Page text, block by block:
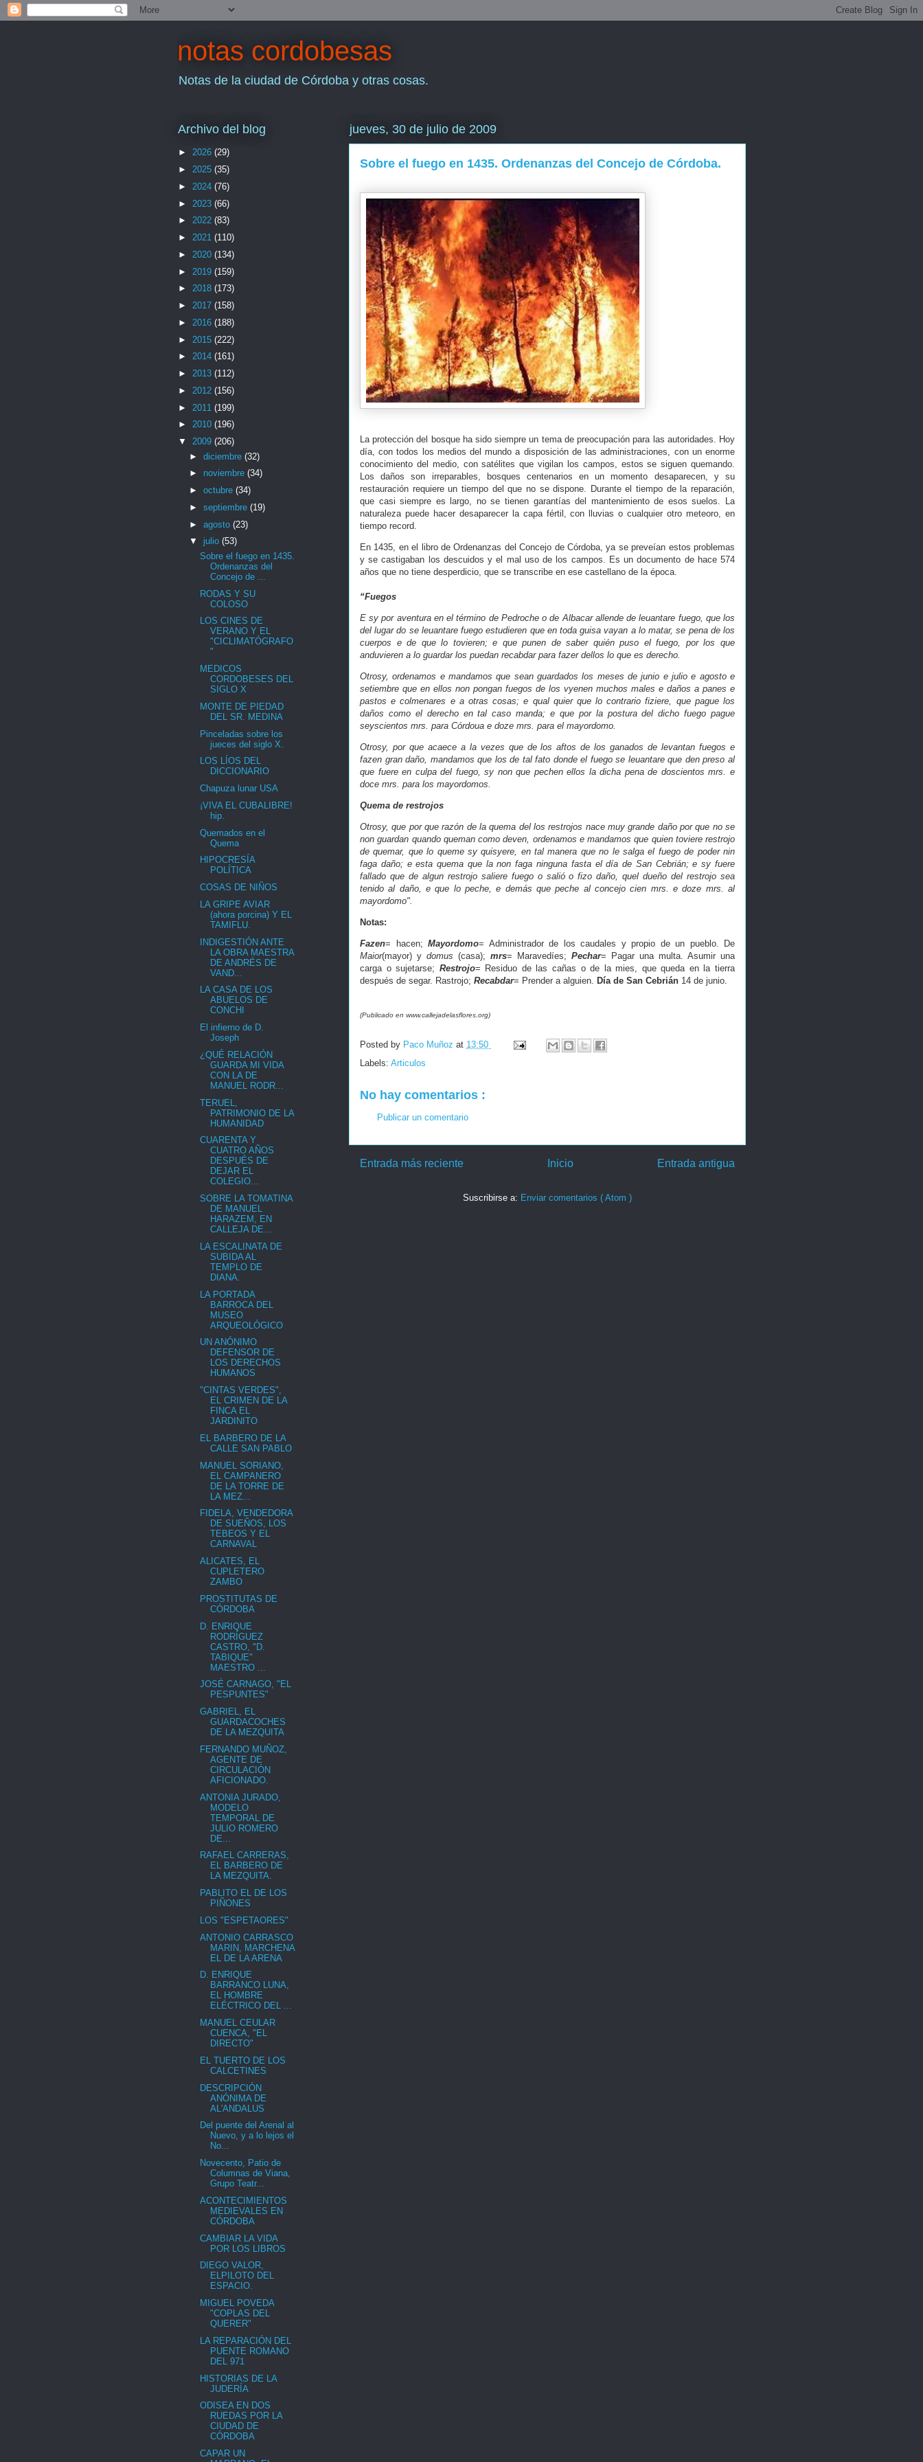
notas cordobesas
Notas de la ciudad de Córdoba y otras cosas.
jueves, 30 de julio de 2009
Sobre el fuego en 1435. Ordenanzas del Concejo de Córdoba.
La protección del bosque ha sido siempre un tema de preocupación para las autoridades. Hoy
día, con todos los medios del mundo a disposición de las administraciones, con un enorme
conocimiento del medio, con satélites que vigilan los campos, estos se siguen quemando.
Los daños son irreparables, bosques centenarios en un momento desaparecen, y su
restauración requiere un tiempo del que no se dispone. Durante el tiempo de la reparación,
que casi siempre es largo, no se tienen garantías del mantenimiento de esos suelos. La
naturaleza puede hacer desaparecer la capa fértil, con lluvias o cualquier otro meteoro, en
tiempo record.
En 1435, en el libro de Ordenanzas del Concejo de Córdoba, ya se preveían estos problemas
y se castigaban los descuidos y el mal uso de los campos. Es un documento de hace 574
años que no tiene desperdicio, que se transcribe en ese castellano de la época.
“Fuegos
E sy por aventura en el término de Pedroche o de Albacar allende de leuantare fuego, que los
del lugar do se leuantare fuego estudieren que en toda guisa vayan a lo matar, se pena de los
cuerpos e de que lo tovieren; e que punen de saber quién puso el fuego, por los que
anduvieren a lo guardar los puedan recabdar para fazer dellos lo que es derecho.
Otrosy, ordenamos e mandamos que sean guardados los meses de junio e julio e agosto e
setiembre que en ellos non pongan fuegos de los vyenen muchos males e daños a panes e
pastos e colmenares e a otras cosas; e qual quier que lo contrario fiziere, que pague los
daños como el derecho en tal caso manda; e que por la postura del dicho fuego pague
seyscientos mrs. para Córdoua e doze mrs. para el mayordomo.
Otrosy, por que acaece a la vezes que de los aftos de los ganados de levantan fuegos e
fazen gran daño, mandamos que los de tal fato donde el fuego se leuantare que den preso al
que fuere en culpa del fuego, sy non que pechen ellos la dicha pena de doscientos mrs. e
doce mrs. para los mayordomos.
Quema de restrojos
Otrosy, que por que razón de la quema del los restrojos nace muy grande daño por que no se
non guardan quando queman como deven, ordenamos e mandamos que quien toviere restrojo
de quemar, que lo queme sy quisyere, en tal manera que no le salga el fuego de poder nin
faga daño; e esta quema que la non faga ninguna fasta el día de San Cebrián; e sy fuere
fallado que de algun restrojo saliere fuego o salió o fizo daño, quel dueño del restrojo sea
tenido al daño, e que lo peche, e demás que peche al concejo cien mrs. e doze mrs. al
mayordomo".
Notas:
Fazen= hacen; Mayordomo= Administrador de los caudales y propio de un pueblo. De
Maior(mayor) y domus (casa); mrs= Maravedíes; Pechar= Pagar una multa. Asumir una
carga o sujetarse; Restrojo= Residuo de las cañas o de la mies, que queda en la tierra
después de segar. Rastrojo; Recabdar= Prender a alguien. Día de San Cebrián 14 de junio.
(Publicado en www.callejadelasflores.org)
Posted by Paco Muñoz at 13:50
Labels: Articulos
No hay comentarios :
Publicar un comentario
Entrada más reciente Entrada antigua
Inicio
Suscribirse a: Enviar comentarios ( Atom )
Archivo del blog
► 2026 (29)
► 2025 (35)
► 2024 (76)
► 2023 (66)
► 2022 (83)
► 2021 (110)
► 2020 (134)
► 2019 (159)
► 2018 (173)
► 2017 (158)
► 2016 (188)
► 2015 (222)
► 2014 (161)
► 2013 (112)
► 2012 (156)
► 2011 (199)
► 2010 (196)
▼ 2009 (206)
► diciembre (32)
► noviembre (34)
► octubre (34)
► septiembre (19)
► agosto (23)
▼ julio (53)
Sobre el fuego en 1435.
Ordenanzas del
Concejo de ...
RODAS Y SU
COLOSO
LOS CINES DE
VERANO Y EL
"CICLIMATÓGRAFO
"
MEDICOS
CORDOBESES DEL
SIGLO X
MONTE DE PIEDAD
DEL SR. MEDINA
Pinceladas sobre los
jueces del siglo X.
LOS LÍOS DEL
DICCIONARIO
Chapuza lunar USA
¡VIVA EL CUBALIBRE!
hip.
Quemados en el
Quema
HIPOCRESÍA
POLÍTICA
COSAS DE NIÑOS
LA GRIPE AVIAR
(ahora porcina) Y EL
TAMIFLU.
INDIGESTIÓN ANTE
LA OBRA MAESTRA
DE ANDRÉS DE
VAND...
LA CASA DE LOS
ABUELOS DE
CONCHI
El infierno de D.
Joseph
¿QUÉ RELACIÓN
GUARDA MI VIDA
CON LA DE
MANUEL RODR...
TERUEL,
PATRIMONIO DE LA
HUMANIDAD
CUARENTA Y
CUATRO AÑOS
DESPUÉS DE
DEJAR EL
COLEGIO...
SOBRE LA TOMATINA
DE MANUEL
HARAZEM, EN
CALLEJA DE...
LA ESCALINATA DE
SUBIDA AL
TEMPLO DE
DIANA.
LA PORTADA
BARROCA DEL
MUSEO
ARQUEOLÓGICO
UN ANÓNIMO
DEFENSOR DE
LOS DERECHOS
HUMANOS
"CINTAS VERDES",
EL CRIMEN DE LA
FINCA EL
JARDINITO
EL BARBERO DE LA
CALLE SAN PABLO
MANUEL SORIANO,
EL CAMPANERO
DE LA TORRE DE
LA MEZ...
FIDELA, VENDEDORA
DE SUEÑOS, LOS
TEBEOS Y EL
CARNAVAL
ALICATES, EL
CUPLETERO
ZAMBO
PROSTITUTAS DE
CÓRDOBA
D. ENRIQUE
RODRÍGUEZ
CASTRO, "D.
TABIQUE"
MAESTRO ...
JOSÉ CARNAGO, "EL
PESPUNTES"
GABRIEL, EL
GUARDACOCHES
DE LA MEZQUITA
FERNANDO MUÑOZ,
AGENTE DE
CIRCULACIÓN
AFICIONADO.
ANTONIA JURADO,
MODELO
TEMPORAL DE
JULIO ROMERO
DE...
RAFAEL CARRERAS,
EL BARBERO DE
LA MEZQUITA.
PABLITO EL DE LOS
PIÑONES
LOS "ESPETAORES"
ANTONIO CARRASCO
MARIN, MARCHENA
EL DE LA ARENA
D. ENRIQUE
BARRANCO LUNA,
EL HOMBRE
ELÉCTRICO DEL ...
MANUEL CEULAR
CUENCA, "EL
DIRECTO"
EL TUERTO DE LOS
CALCETINES
DESCRIPCIÓN
ANÓNIMA DE
AL'ANDALUS
Del puente del Arenal al
Nuevo, y a lo lejos el
No...
Novecento, Patio de
Columnas de Viana,
Grupo Teatr...
ACONTECIMIENTOS
MEDIEVALES EN
CÓRDOBA
CAMBIAR LA VIDA
POR LOS LIBROS
DIEGO VALOR,
ELPILOTO DEL
ESPACIO.
MIGUEL POVEDA
"COPLAS DEL
QUERER"
LA REPARACIÓN DEL
PUENTE ROMANO
DEL 971
HISTORIAS DE LA
JUDERÍA
ODISEA EN DOS
RUEDAS POR LA
CIUDAD DE
CÓRDOBA
CAPAR UN